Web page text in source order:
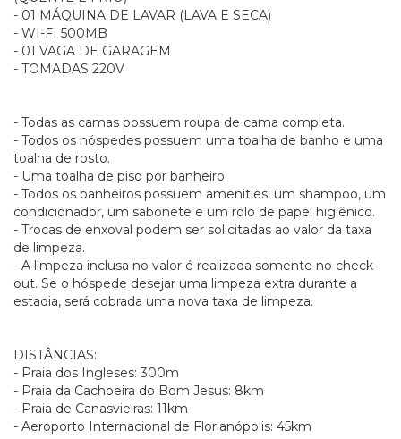
- 01 MÁQUINA DE LAVAR (LAVA E SECA)
- WI-FI 500MB
- 01 VAGA DE GARAGEM
- TOMADAS 220V
- Todas as camas possuem roupa de cama completa.
- Todos os hóspedes possuem uma toalha de banho e uma
toalha de rosto.
- Uma toalha de piso por banheiro.
- Todos os banheiros possuem amenities: um shampoo, um
condicionador, um sabonete e um rolo de papel higiênico.
- Trocas de enxoval podem ser solicitadas ao valor da taxa
de limpeza.
- A limpeza inclusa no valor é realizada somente no check-
out. Se o hóspede desejar uma limpeza extra durante a
estadia, será cobrada uma nova taxa de limpeza.
DISTÂNCIAS:
- Praia dos Ingleses: 300m
- Praia da Cachoeira do Bom Jesus: 8km
- Praia de Canasvieiras: 11km
- Aeroporto Internacional de Florianópolis: 45km